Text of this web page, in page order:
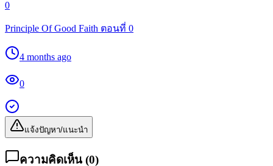
0
Principle Of Good Faith ตอนที่ 0
4 months ago
0
แจ้งปัญหา/แนะนำ
ความคิดเห็น (0)